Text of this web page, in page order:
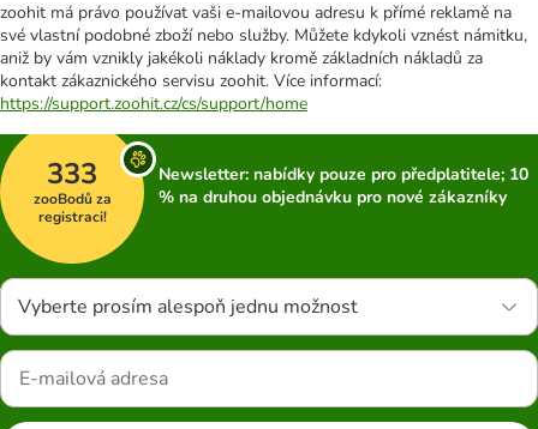
zoohit má právo používat vaši e-mailovou adresu k přímé reklamě na
své vlastní podobné zboží nebo služby. Můžete kdykoli vznést námitku,
aniž by vám vznikly jakékoli náklady kromě základních nákladů za
kontakt zákaznického servisu zoohit. Více informací:
https://support.zoohit.cz/cs/support/home
333
zooBodů za
registraci!
Newsletter: nabídky pouze pro předplatitele; 10
% na druhou objednávku pro nové zákazníky
Vyberte prosím alespoň jednu možnost